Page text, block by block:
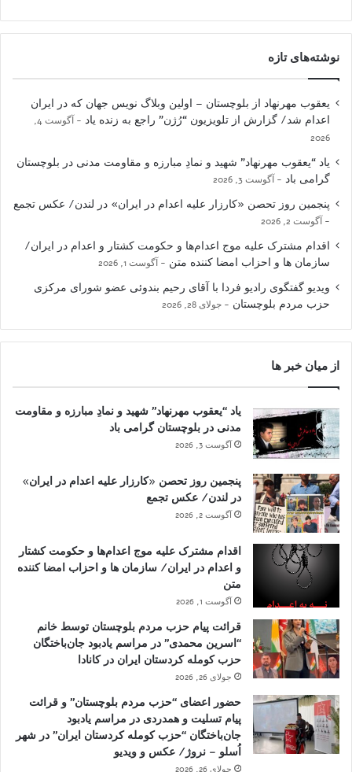
نوشته‌های تازه
یعقوب مهرنهاد از بلوچستان – اولین وبلاگ نویس جهان که در ایران
اعدام شد/ گزارش از تلویزیون “رُژن” راجع به زنده یاد
آگوست 4,
2026
یاد “یعقوب مهرنهاد” شهید و نمادِ مبارزه و مقاومت مدنی در بلوچستان
گرامی باد
آگوست 3, 2026
پنجمین روز تحصن «کارزار علیه اعدام در ایران» در لندن/ عکس تجمع
آگوست 2, 2026
اقدام مشترک علیه موج اعدام‌ها و حکومت کشتار و اعدام در ایران/
سازمان ها و احزاب امضا کننده متن
آگوست 1, 2026
ویدیو گفتگوی رادیو فردا با آقای رحیم بندوئی عضو شورای مرکزی
حزب مردم بلوچستان
جولای 28, 2026
از میان خبر ها
یاد “یعقوب مهرنهاد” شهید و نمادِ مبارزه و مقاومت
مدنی در بلوچستان گرامی باد
آگوست 3, 2026
پنجمین روز تحصن «کارزار علیه اعدام در ایران»
در لندن/ عکس تجمع
آگوست 2, 2026
اقدام مشترک علیه موج اعدام‌ها و حکومت کشتار
و اعدام در ایران/ سازمان ها و احزاب امضا کننده
متن
آگوست 1, 2026
قرائت پیام حزب مردم بلوچستان توسط خانم
“اسرین محمدی” در مراسم یادبود جان‌باختگان
حزب کومله کردستان ایران در کانادا
جولای 26, 2026
حضور اعضای “حزب مردم بلوچستان” و قرائت
پیام تسلیت و همدردی در مراسم یادبود
جان‌باختگان “حزب کومله کردستان ایران” در شهر
اُسلو – نروژ/ عکس و ویدیو
جولای 26, 2026